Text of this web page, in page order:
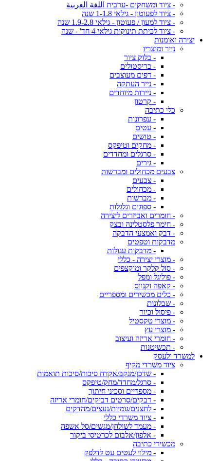
- ציוד ומשחקים -ערבית اللغة العربية
- ציוד לפעוטון - גילאי 1-1.8 שנה
- ציוד למעון / פעוטון - גילאי 1.9-2.8 שנה
- ציוד לכיתת תינוקות גילאי 4 חד' - שנה
יצירה ואומנות
נייר ומוצריו
- בלוק ציור
- בריסטולים
- דפים מעוצבים
- נייר העתקה
- ניירות מיוחדים
- קרטון
כלי כתיבה
- עפרונות
- עטים
- טושים
- מחקים וטיפקס
- סרגלים ומחדדים
- גירים
צבעים מכחולים ומברשות
- צבעים
- מכחולים
- מברשות
- ספוגים וגלגלות
- חומרים ואביזרים ליצירה
- חימר פלסטלינה ובצק
- דבק ואמצעי הדבקה
מדבקות וטפטים
- מדבקות עגולות
- מוצרי יצירה - כללי
- סול קלקר ומוקצפים
- פוליגל ומפל
- קאפה וקנווס
- כלים מכשירים ומספריים
- שבלונות
- פיסול וכיור
- מוצרי טקסטיל
- מוצרי עץ
- חומרי אריזה ועיצוב
- תכשיטנות
למשרד ולעסק
ציוד משרדי מקיף
- שדכן/מנקב/אקדח סיכות/סיכות תואמות
- סרגל/מחדד/מחק/טיפקס
- מספריים וסכיני חיתוך
- דבקים/סרטים דביקים/חומרי אריזה
- לחצנים/גומיות/נעצים/מהדקים
- ציוד משרדי כללי
- מעמד לשולחן/מגשים/סל אשפה
- אלפון/אלבום לכרטיסי ביקור
מכשירי כתיבה
- מילוי לעטים עט לדלפק